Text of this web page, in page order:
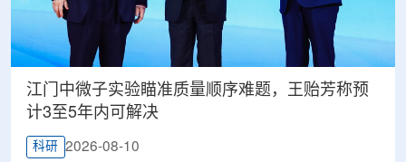
江门中微子实验瞄准质量顺序难题，王贻芳称预
计3至5年内可解决
科研 2026-08-10